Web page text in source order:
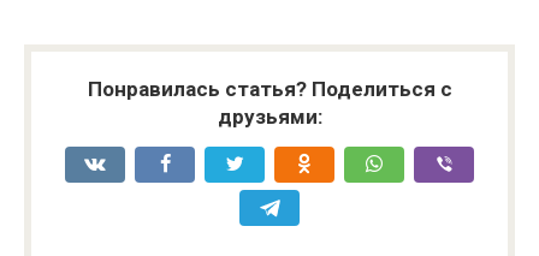
Понравилась статья? Поделиться с
друзьями: